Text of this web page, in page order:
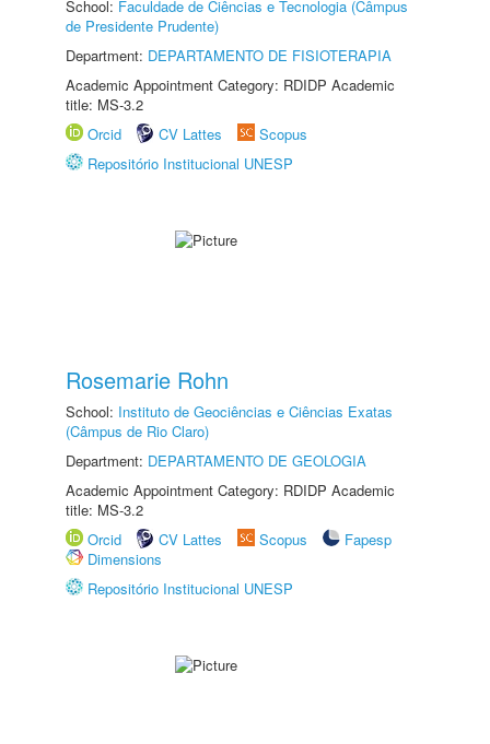
School: Faculdade de Ciências e Tecnologia (Câmpus
de Presidente Prudente)
Department: DEPARTAMENTO DE FISIOTERAPIA
Academic Appointment Category: RDIDP Academic
title: MS-3.2
Orcid
CV Lattes
Scopus
Repositório Institucional UNESP
Rosemarie Rohn
School: Instituto de Geociências e Ciências Exatas
(Câmpus de Rio Claro)
Department: DEPARTAMENTO DE GEOLOGIA
Academic Appointment Category: RDIDP Academic
title: MS-3.2
Orcid
CV Lattes Scopus
Fapesp
Dimensions
Repositório Institucional UNESP